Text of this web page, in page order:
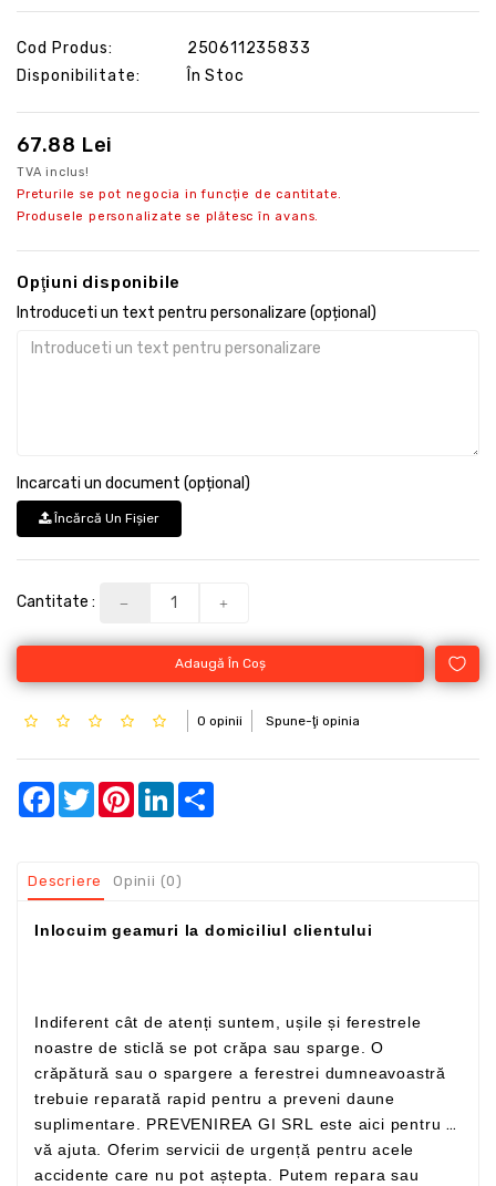
Cod Produs:
250611235833
Disponibilitate:
În Stoc
67.88 Lei
TVA inclus!
Preturile se pot negocia in funcție de cantitate.
Produsele personalizate se plătesc în avans.
Opţiuni disponibile
Introduceti un text pentru personalizare (opțional)
Incarcati un document (opțional)
Încărcă Un Fişier
Cantitate :
Adaugă În Coş
0 opinii Spune-ţi opinia
Facebook
TwitterPinterestLinkedIn
Descriere Opinii (0)
Inlocuim geamuri la domiciliul clientului
Indiferent cât de atenți suntem, ușile și ferestrele
noastre de sticlă se pot crăpa sau sparge. O
crăpătură sau o spargere a ferestrei dumneavoastră
trebuie reparată rapid pentru a preveni daune
suplimentare. PREVENIREA GI SRL este aici pentru a
vă ajuta. Oferim servicii de urgență pentru acele
accidente care nu pot aștepta. Putem repara sau